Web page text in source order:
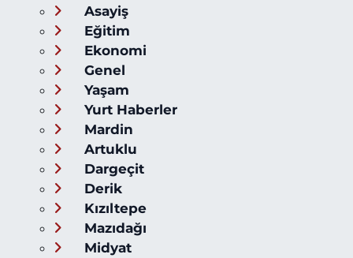
Asayiş
Eğitim
Ekonomi
Genel
Yaşam
Yurt Haberler
Mardin
Artuklu
Dargeçit
Derik
Kızıltepe
Mazıdağı
Midyat